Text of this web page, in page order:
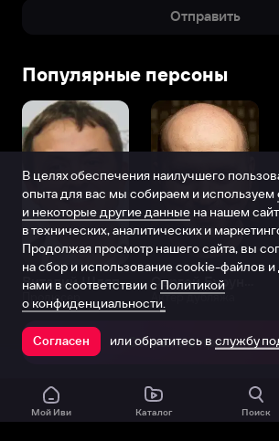
Отправить
Популярные персоны
Виталий Шляппо
Продюсер Актёр дубляжа
Открыть в
Мой Иви Каталог Поиск
В целях обеспечения наилучшего
опыта для вас мы собираем и используем
и некоторые другие данные на нашем
в технических, аналитических и
Продолжая просмотр нашего сайта, вы
на сбор и использование cookie-файлов и
нами в соответствии с Политикой
о конфиденциальности.
Согласен или обратитесь в службу